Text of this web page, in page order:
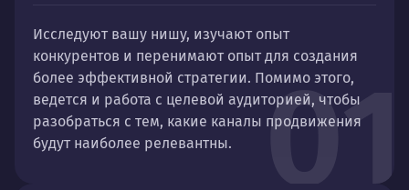
01
Исследуют вашу нишу, изучают опыт
конкурентов и перенимают опыт для создания
более эффективной стратегии. Помимо этого,
ведется и работа с целевой аудиторией, чтобы
разобраться с тем, какие каналы продвижения
будут наиболее релевантны.